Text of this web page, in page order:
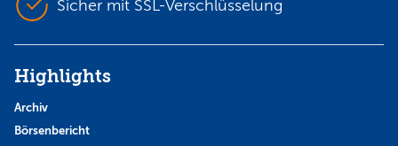
Sicher mit SSL-Verschlüsselung
Highlights
Archiv
Börsenbericht